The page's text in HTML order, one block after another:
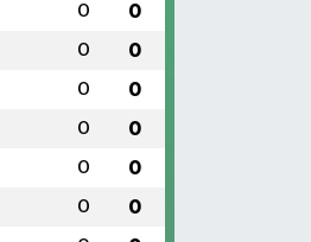
0 0
0 0
0 0
0 0
0 0
0 0